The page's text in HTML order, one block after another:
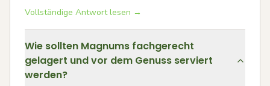
Vollständige Antwort lesen →
Wie sollten Magnums fachgerecht
gelagert und vor dem Genuss serviert
werden?